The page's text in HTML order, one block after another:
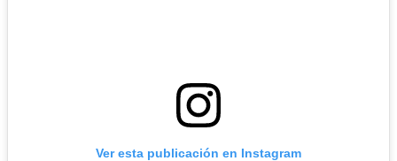
Ver esta publicación en Instagram